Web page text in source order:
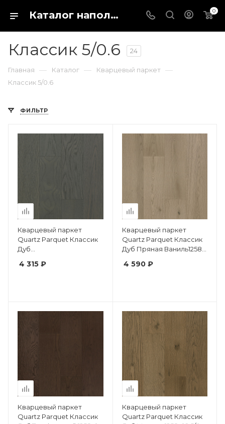
Каталог напольных покрытий в магазине Fargo-shop в городе Каталог отделочных материалов для пола и стен. Купить кварц виниловый ламинат, ПВХ плитку или паркетную доску можно в интернет-магазине Fargo-shop в городе Ставрополь 0
Классик 5/0.6 24
Главная — Каталог — Кварцевый паркет —
Классик 5/0.6
ФИЛЬТР
Кварцевый паркет
Quartz Parquet Классик
Дуб
409 5/0,6 мм
4 315 ₽
Кварцевый паркет
Quartz Parquet Классик
Дуб Пряная Ваниль1258-
4 590 ₽
Кварцевый паркет
Quartz Parquet Классик
Кварцевый паркет
Quartz Parquet Классик